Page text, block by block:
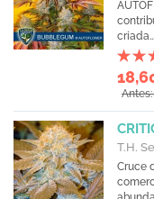
criada...
T.H.
Cruce